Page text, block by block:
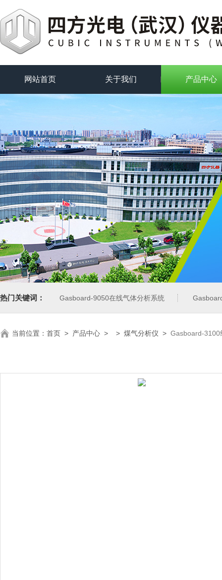
网站首页 关于我们 产品中心
热门关键词： Gasboard-9050在线气体分析系统
当前位置： 首页 > 产品中心 > > 煤气分析仪 > Gasboard-3100